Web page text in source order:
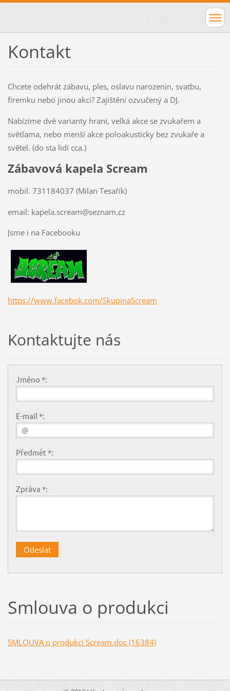
Kontakt
Chcete odehrát zábavu, ples, oslavu narozenin, svatbu,
firemku nebo jinou akci? Zajištění ozvučený a DJ.
Nabízíme dvě varianty hraní, velká akce se zvukařem a
světlama, nebo menší akce poloakusticky bez zvukaře a
světel. (do sta lidí cca.)
Zábavová kapela Scream
mobil. 731184037 (Milan Tesařík)
email: kapela.scream@seznam.cz
Jsme i na Facebooku
https://www.facebok.com/SkupinaScream
Kontaktujte nás
Jméno *:
E-mail *:
Předmět *:
Zpráva *:
Smlouva o produkci
SMLOUVA o produkci Scream.doc (16384)